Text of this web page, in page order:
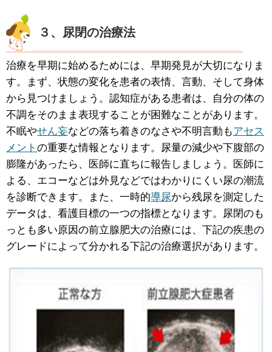
３、尿閉の治療法
治療を早期に始めるためには、早期発見が大切になりま
す。まず、状態の変化を患者の表情、言動、そして身体
から見つけましょう。認知症がある患者は、自分の体の
不調をそのまま表現することが困難なことがあります。
不眠やせん妄などの落ち着きのなさや不明言動もアセス
メント の重要な情報となります。尿量の減少や下腹部の
膨隆があったら、医師に直ちに報告しましょう。医師に
よる、エコーなどは外見などではわかりにくい尿の潮流
を診断できます。また、一時的導尿から残尿を測定した
データは、看護目標の一つの指標となります。尿閉のも
っとも多い原因の前立腺肥大の治療には、下記の疾患の
グレードによって分かれる下記の治療選択があります。